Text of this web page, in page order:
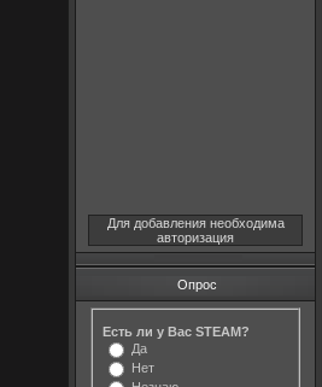
Для добавления необходима
авторизация
Опрос
Есть ли у Вас STEAM?
Да
Нет